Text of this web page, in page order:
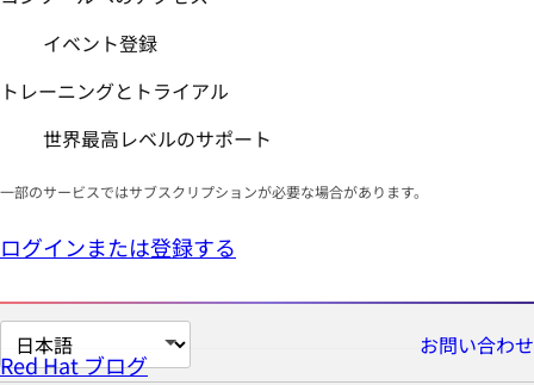
イベント登録
トレーニングとトライアル
世界最高レベルのサポート
一部のサービスではサブスクリプションが必要な場合があります。
ログインまたは登録する
ペ
ー
お問い合わせ
Red Hat ブログ